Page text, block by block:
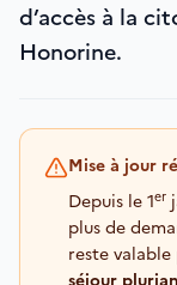
d’accès à la
Honorine.
Mise à jour
Depuis le 1er
plus de
reste